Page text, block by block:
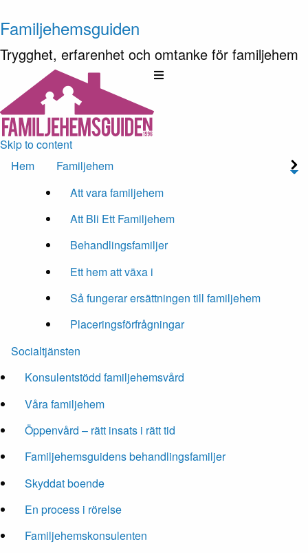
Familjehemsguiden
Trygghet, erfarenhet och omtanke för familjehem
Skip to content
Hem
Familjehem
Att vara familjehem
Att Bli Ett Familjehem
Behandlingsfamiljer
Ett hem att växa i
Så fungerar ersättningen till familjehem
Placeringsförfrågningar
Socialtjänsten
Konsulentstödd familjehemsvård
Våra familjehem
Öppenvård – rätt insats i rätt tid
Familjehemsguidens behandlingsfamiljer
Skyddat boende
En process i rörelse
Familjehemskonsulenten